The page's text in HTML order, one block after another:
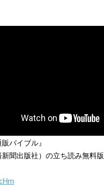
販バイブル』
新聞出版社）の立ち読み無料版